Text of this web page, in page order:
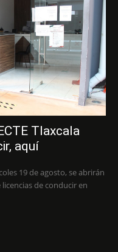
Tlaxcala
aquí
19 de agosto, se abrirán
de conducir en